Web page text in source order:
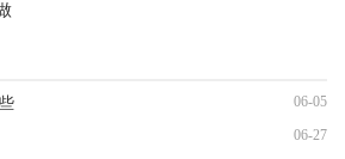
06-05
06-27